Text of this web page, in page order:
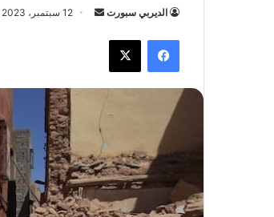
الديربي سبورت
ب
ا
إ
ل
12 سبتمبر، 2023
فيسبوك